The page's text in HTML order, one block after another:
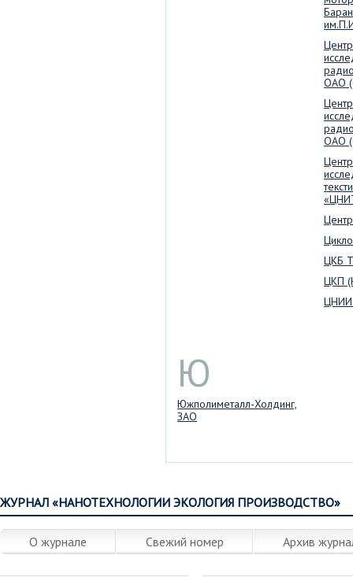
ОАО
ОАО
ЦКБ
ЦКП
Ю
Южполиметалл-Холдинг,
ЗАО
ЖУРНАЛ «НАНОТЕХНОЛОГИИ ЭКОЛОГИЯ ПРОИЗВОДСТВО»
О журнале Свежий номер Архив